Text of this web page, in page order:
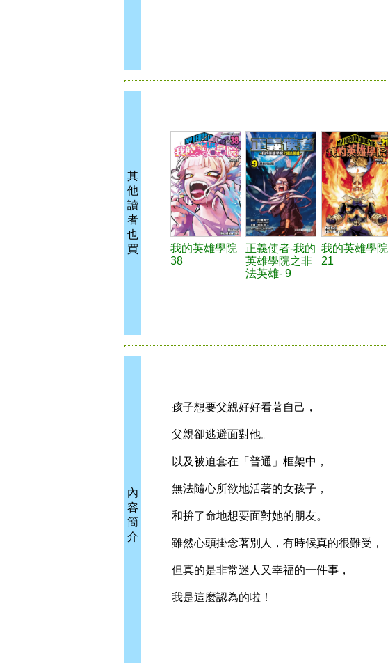
其
他
讀
者
也
買
我的英雄學院
38
正義使者-我的
英雄學院之非
法英雄- 9
我的英雄學院
21
內
容
簡
介
孩子想要父親好好看著自己，
父親卻逃避面對他。
以及被迫套在「普通」框架中，
無法隨心所欲地活著的女孩子，
和拚了命地想要面對她的朋友。
雖然心頭掛念著別人，有時候真的很難受，
但真的是非常迷人又幸福的一件事，
我是這麼認為的啦！